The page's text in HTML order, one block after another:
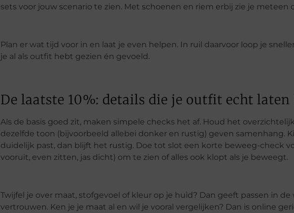
sets voor jouw scenario te zien. Met schoenen en riem erbij zie je meteen
Plan er wat tijd voor in en laat je even helpen. In ruil daarvoor loop je
je al als outfit hebt gezien én gevoeld.
De laatste 10%: details die je outfit echt
Als de basis goed zit, maken simpele checks het af. Houd het
dezelfde toon (bijvoorbeeld allebei donker en rustig) geven samenhang.
duidelijk past, dan blijft het rustig. Doe tot slot een korte beweeg-check
vooruit, even zitten, jas dicht) om te zien of alles ook klopt als je beweegt.
Twijfel je over maat, stofgevoel of kleur op je huid? Dan geeft passen in
vertrouwen. Ken je je maat al en wil je vooral vergelijken? Dan is online